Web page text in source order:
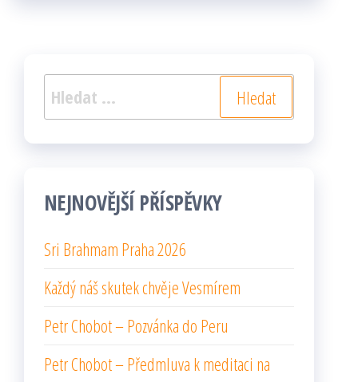
Vyhledávání
NEJNOVĚJŠÍ PŘÍSPĚVKY
Sri Brahmam Praha 2026
Každý náš skutek chvěje Vesmírem
Petr Chobot – Pozvánka do Peru
Petr Chobot – Předmluva k meditaci na